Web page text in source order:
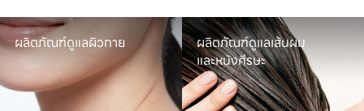
ผลิตภัณฑ์ดูแลผิวกาย
ผลิตภัณฑ์ดูแลเส้นผม
และหนังศีรษะ